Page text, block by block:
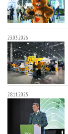
23.03.2026
28.11.2025